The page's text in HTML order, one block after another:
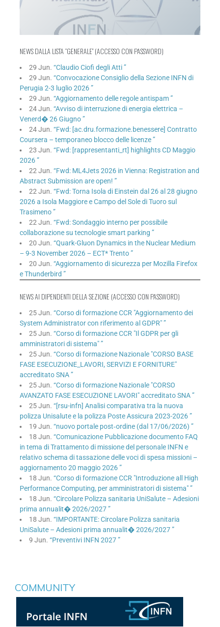
NEWS DALLA LISTA “GENERALE” (ACCESSO CON PASSWORD)
29 Jun.“Claudio Ciofi degli Atti ”
29 Jun.“Convocazione Consiglio della Sezione INFN di
Perugia 2-3 luglio 2026 ”
29 Jun.“Aggiornamento delle regole antispam ”
24 Jun.“Avviso di interruzione di energia elettrica –
Venerd� 26 Giugno ”
24 Jun.“Fwd: [ac.dru.formazione.benessere] Contratto
Coursera – temporaneo blocco delle licenze ”
23 Jun.“Fwd: [rappresentanti_rt] highlights CD Maggio
2026 ”
22 Jun.“Fwd: ML4Jets 2026 in Vienna: Registration and
Abstract Submission are open! ”
22 Jun.“Fwd: Torna Isola di Einstein dal 26 al 28 giugno
2026 a Isola Maggiore e Campo del Sole di Tuoro sul
Trasimeno ”
22 Jun.“Fwd: Sondaggio interno per possibile
collaborazione su tecnologie smart parking ”
20 Jun.“Quark-Gluon Dynamics in the Nuclear Medium
– 9-3 November 2026 – ECT* Trento ”
20 Jun.“Aggiornamento di sicurezza per Mozilla Firefox
e Thunderbird ”
NEWS AI DIPENDENTI DELLA SEZIONE (ACCESSO CON PASSWORD)
25 Jun.“Corso di formazione CCR "Aggiornamento dei
System Administrator con riferimento al GDPR" ”
25 Jun.“Corso di formazione CCR "Il GDPR per gli
amministratori di sistema" ”
25 Jun.“Corso di formazione Nazionale "CORSO BASE
FASE ESECUZIONE_LAVORI, SERVIZI E FORNITURE"
accreditato SNA ”
25 Jun.“Corso di formazione Nazionale "CORSO
AVANZATO FASE ESECUZIONE LAVORI" accreditato SNA ”
25 Jun.“[rsu-infn] Analisi comparativa tra la nuova
polizza Unisalute e la polizza Poste Assicura 2023-2026 ”
19 Jun.“nuovo portale post‑ordine (dal 17/06/2026) ”
18 Jun.“Comunicazione Pubblicazione documento FAQ
in tema di Trattamento di missione del personale INFN e
relativo schema di tassazione delle voci di spesa missioni –
aggiornamento 20 maggio 2026 ”
18 Jun.“Corso di formazione CCR "Introduzione all High
Performance Computing, per amministratori di sistema" ”
18 Jun.“Circolare Polizza sanitaria UniSalute – Adesioni
prima annualit� 2026/2027 ”
18 Jun.“IMPORTANTE: Circolare Polizza sanitaria
UniSalute – Adesioni prima annualit� 2026/2027 ”
9 Jun.“Preventivi INFN 2027 ”
COMMUNITY